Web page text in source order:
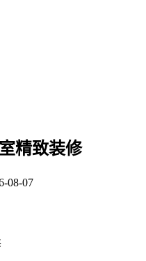
精致装修
08-07